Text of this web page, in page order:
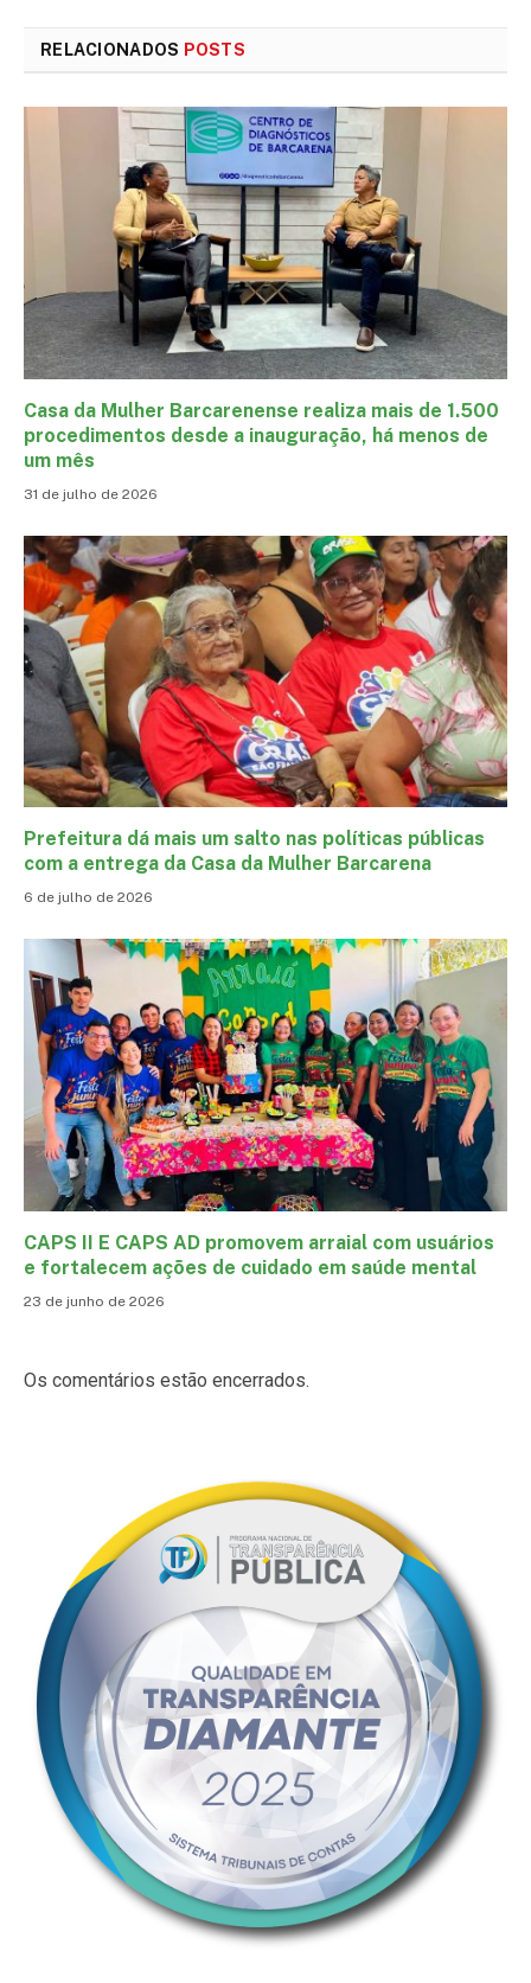
RELACIONADOS POSTS
Casa da Mulher Barcarenense realiza mais de 1.500
procedimentos desde a inauguração, há menos de
um mês
31 de julho de 2026
Prefeitura dá mais um salto nas políticas públicas
com a entrega da Casa da Mulher Barcarena
6 de julho de 2026
CAPS II E CAPS AD promovem arraial com usuários
e fortalecem ações de cuidado em saúde mental
23 de junho de 2026
Os comentários estão encerrados.